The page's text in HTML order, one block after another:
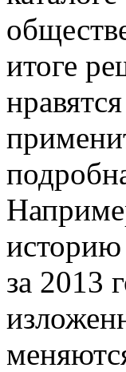
итоге
за 2013